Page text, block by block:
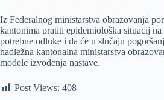
Iz Federalnog ministarstva obrazovanja
kantonima pratiti epidemiološka situacij
potrebne odluke i da će u slučaju
nadležna kantonalna ministarstva
modele izvođenja nastave.
Post Views: 408